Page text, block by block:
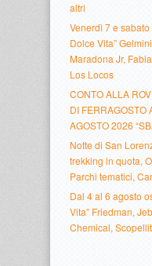
altri
Venerdì 7 e
Dolce Vita”
Maradona Jr,
Los Locos
CONTO ALLA
DI FERRAGOSTO
AGOSTO 2026
Notte di San
trekking in quota,
Parchi tematici,
Dal 4 al 6 agosto
Vita” Friedman,
Chemical,